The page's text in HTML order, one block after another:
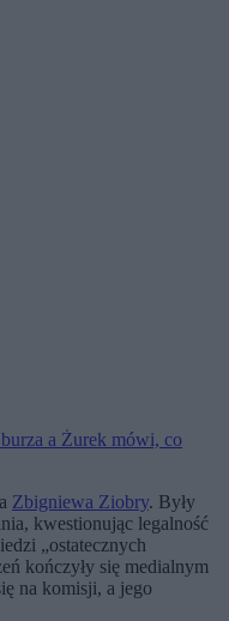
a Żurek mówi, co
Zbigniewa Ziobry. Były
kwestionując legalność
„ostatecznych
kończyły się medialnym
na komisji, a jego